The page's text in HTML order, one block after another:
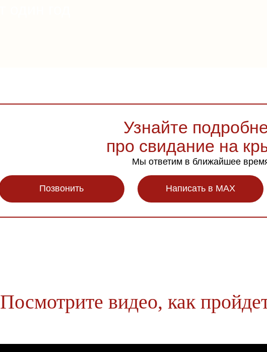
Узнайте
про свидание на
Мы ответим в ближайшее
Позвонить Написать в MAX
Посмотрите видео, как